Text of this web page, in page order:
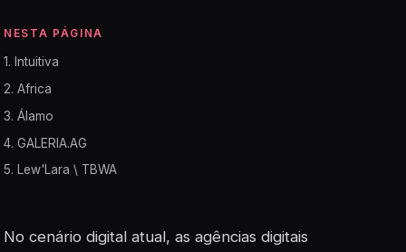
NESTA PÁGINA
1. Intuitiva
2. Africa
3. Álamo
4. GALERIA.AG
5. Lew'Lara \ TBWA
No cenário digital atual, as agências digitais